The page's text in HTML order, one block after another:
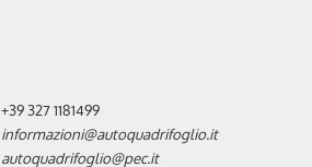
+39 327 1181499
informazioni@autoquadrifoglio.it
autoquadrifoglio@pec.it